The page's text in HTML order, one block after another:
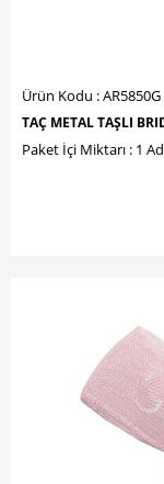
Ürün Kodu : AR5850G
TAÇ METAL TAŞLI
Paket İçi Miktarı : 1